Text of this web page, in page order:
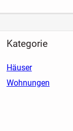
Kategorie
Häuser
Wohnungen